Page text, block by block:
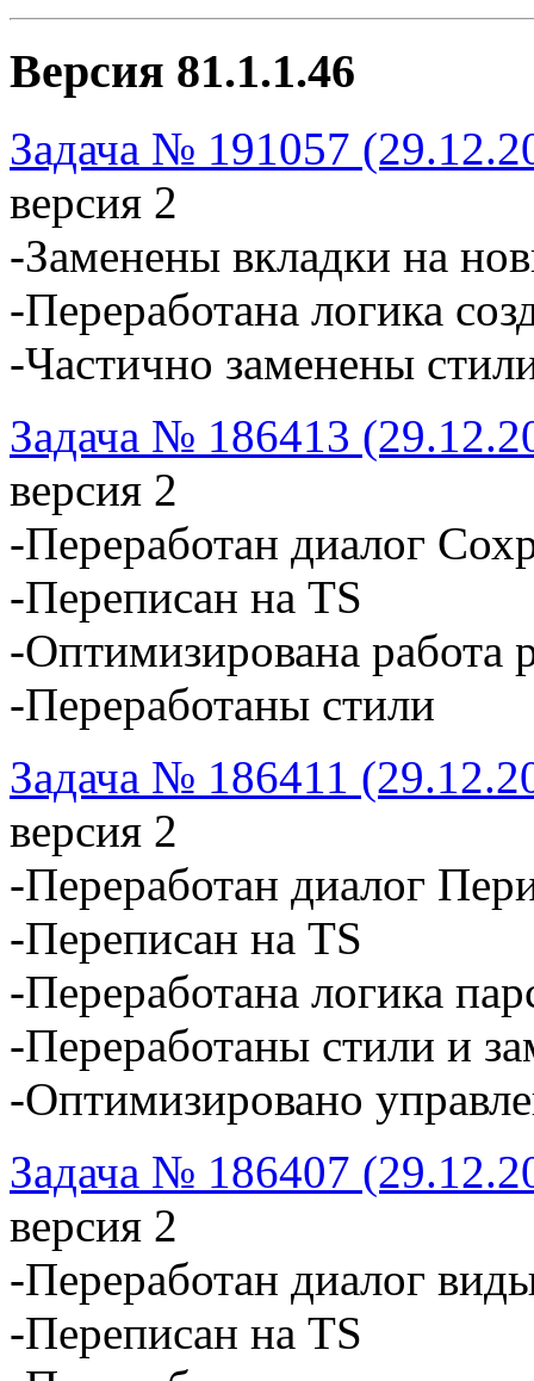
Версия 81.1.1.46
Задача № 191057
версия 2
-Заменены вкладки на
-Переработана логика
-Частично заменены
Задача № 186413
версия 2
-Переработан диалог
-Переписан на TS
-Оптимизирована работа
-Переработаны стили
Задача № 186411
версия 2
-Переработан диалог
-Переписан на TS
-Переработана логика
-Переработаны стили и
-Оптимизировано
Задача № 186407
версия 2
-Переработан диалог
-Переписан на TS